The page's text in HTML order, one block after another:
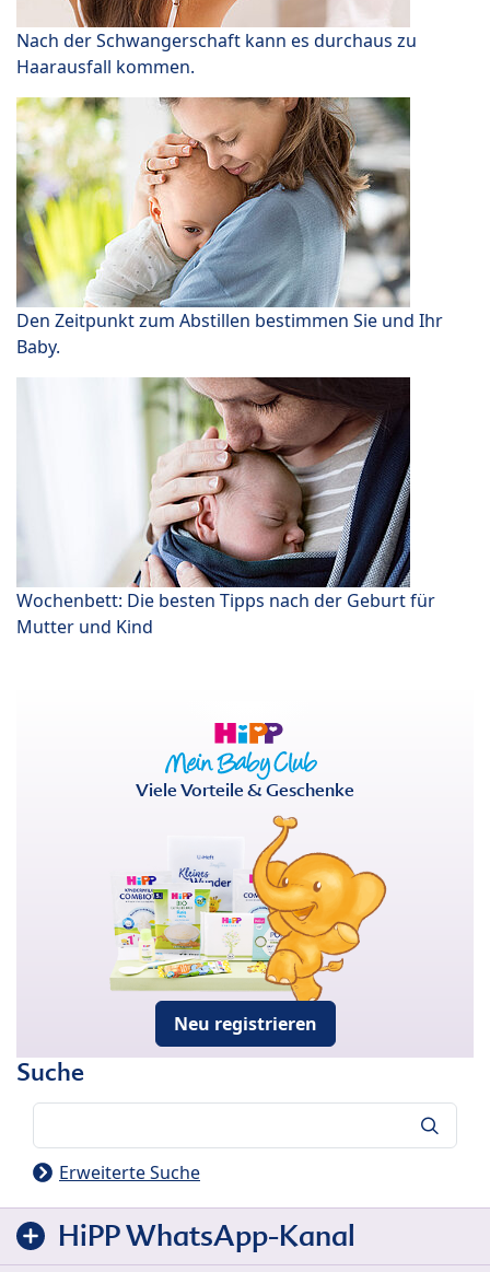
Nach der Schwangerschaft kann es durchaus zu
Haarausfall kommen.
Den Zeitpunkt zum Abstillen bestimmen Sie und Ihr
Baby.
Wochenbett: Die besten Tipps nach der Geburt für
Mutter und Kind
Viele Vorteile & Geschenke
Neu registrieren
Suche
Erweiterte Suche
HiPP WhatsApp-Kanal